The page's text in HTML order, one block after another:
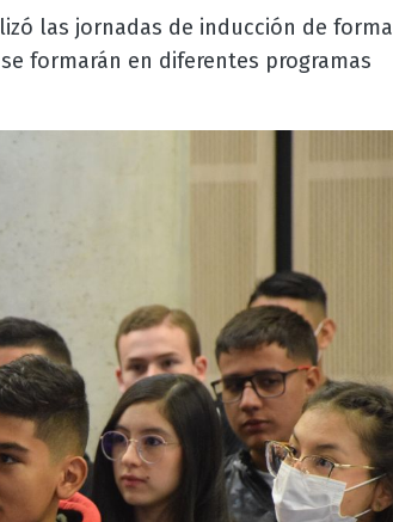
las jornadas de inducción de forma
formarán en diferentes programas